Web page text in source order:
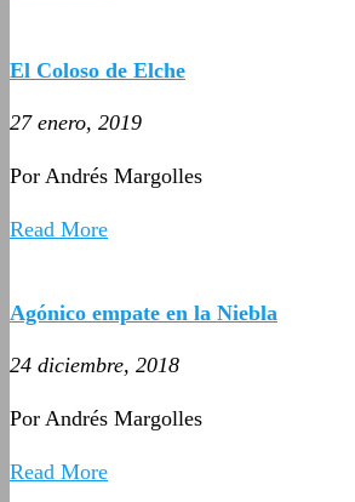
El Coloso de Elche
27 enero, 2019
Por Andrés Margolles
Read More
Agónico empate en la Niebla
24 diciembre, 2018
Por Andrés Margolles
Read More